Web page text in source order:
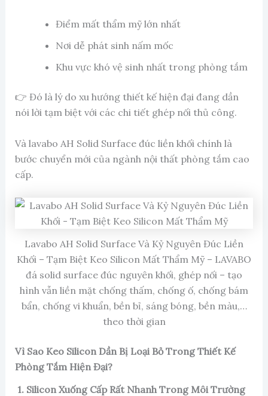
Điểm mất thẩm mỹ lớn nhất
Nơi dễ phát sinh nấm mốc
Khu vực khó vệ sinh nhất trong phòng tắm
👉 Đó là lý do xu hướng thiết kế hiện đại đang dần
nói lời tạm biệt với các chi tiết ghép nối thủ công.
Và lavabo AH Solid Surface đúc liền khối chính là
bước chuyển mới của ngành nội thất phòng tắm cao
cấp.
Lavabo AH Solid Surface Và Kỷ Nguyên Đúc Liền
Khối – Tạm Biệt Keo Silicon Mất Thẩm Mỹ – LAVABO
đá solid surface đúc nguyên khối, ghép nối – tạo
hình vẫn liền mặt chống thấm, chống ố, chống bám
bẩn, chống vi khuẩn, bền bỉ, sáng bóng, bền màu,…
theo thời gian
Vì Sao Keo Silicon Dần Bị Loại Bỏ Trong Thiết Kế
Phòng Tắm Hiện Đại?
1. Silicon Xuống Cấp Rất Nhanh Trong Môi Trường